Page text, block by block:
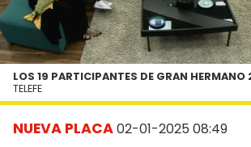
NUEVA PLACA02-01-2025 08:49
LOS 19 PARTICIPANTES DE GRAN HERMANO
TELEFE